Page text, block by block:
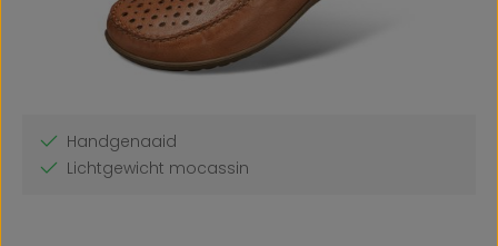
Handgenaaid
Lichtgewicht mocassin